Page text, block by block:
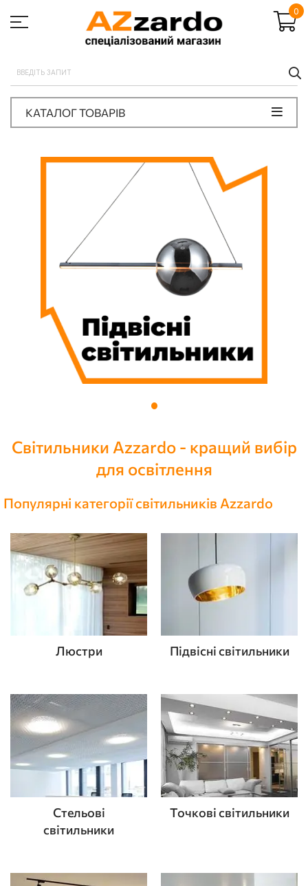
0
КАТАЛОГ ТОВАРІВ
Світильники Azzardo - кращий вибір
для освітлення
Популярні категорії світильників Azzardo
Люстри Підвісні світильники
Стельові
світильники
Точкові світильники